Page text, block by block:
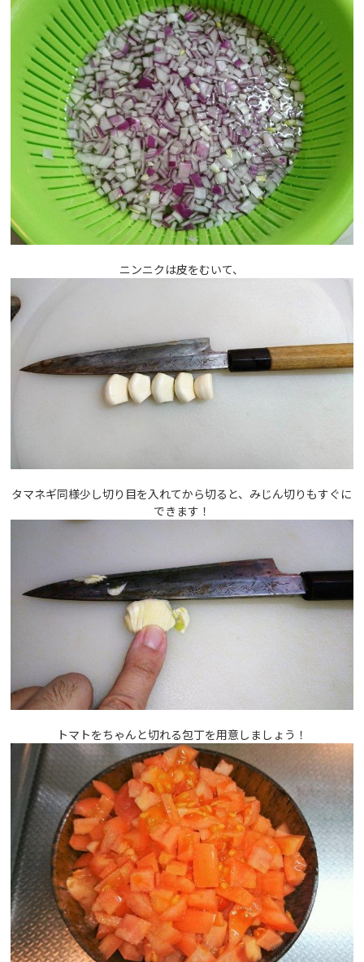
ニンニクは皮をむいて、
タマネギ同様少し切り目を入れてから切ると、みじん切りもすぐに
できます！
トマトをちゃんと切れる包丁を用意しましょう！